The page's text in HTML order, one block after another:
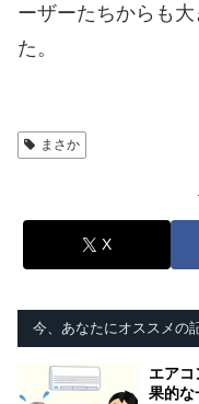
ーザーたちからも
た。
まさか
X
今、あなたにオススメの
エア
果的